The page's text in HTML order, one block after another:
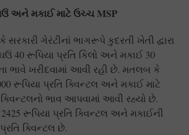
અને મકાઈ માટે ઉચ્ચ MSP
ગેરંટીનાં ભાગરૂપે કુદરતી ખેતી દ્વારા
40 રૂપિયા પ્રતિ કિલો અને મકાઈ 30
ભાવે ખરીદવામાં આવી રહી છે. મતલબ કે
રૂપિયા પ્રતિ ક્વિન્ટલ અને મકાઈ માટે
ક્વિન્ટલનો ભાવ આપવામાં આવી રહ્યો છે.
રૂપિયા પ્રતિ ક્વિન્ટલ અને મકાઈની
ક્વિન્ટલ છે.